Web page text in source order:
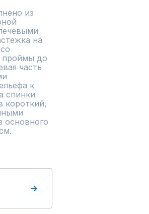
из
на
проймы до
часть
к
спинки
короткий,
основного